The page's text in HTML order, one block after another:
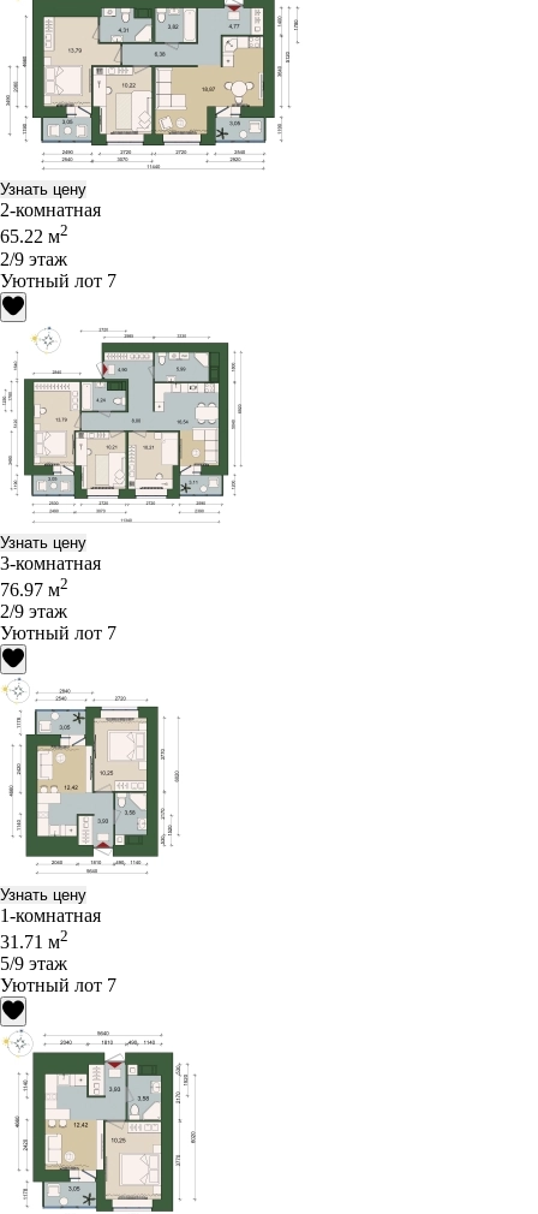
Узнать цену
2-комнатная
65.22 м2
2/9 этаж
Уютный лот 7
Узнать цену
3-комнатная
76.97 м2
2/9 этаж
Уютный лот 7
Узнать цену
1-комнатная
31.71 м2
5/9 этаж
Уютный лот 7